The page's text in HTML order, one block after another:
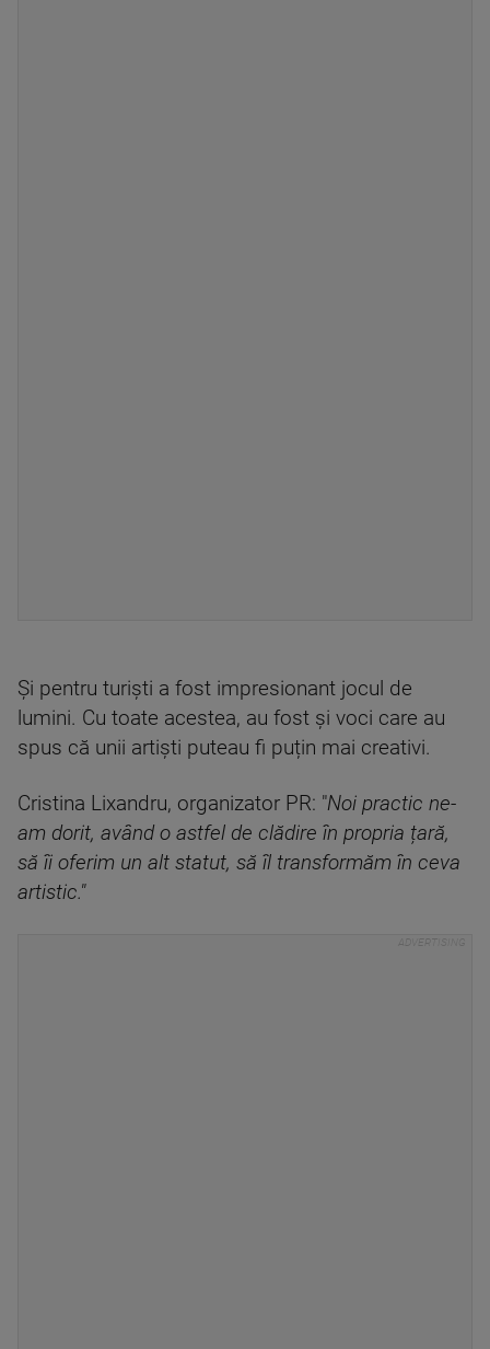
Și pentru turiști a fost impresionant jocul de
lumini. Cu toate acestea, au fost și voci care au
spus că unii artiști puteau fi puțin mai creativi.
Cristina Lixandru, organizator PR: "Noi practic ne-
am dorit, având o astfel de clădire în propria țară,
să îi oferim un alt statut, să îl transformăm în ceva
artistic."